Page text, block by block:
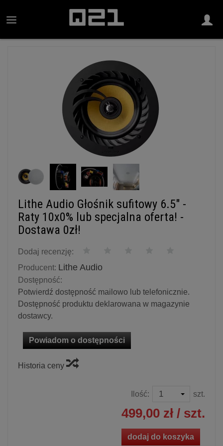
Lithe Audio Głośnik sufitowy 6.5" -
Raty 10x0% lub specjalna oferta! -
Dostawa 0zł!
Dodaj recenzję:
Producent: Lithe Audio
Dostępność:
Potwierdź dostępność mailowo lub telefonicznie.
Dostępność produktu deklarowana w magazynie
dostawcy.
Powiadom o dostępności
Historia ceny
Ilość: szt.
499,00 zł / szt.
dodaj do koszyka